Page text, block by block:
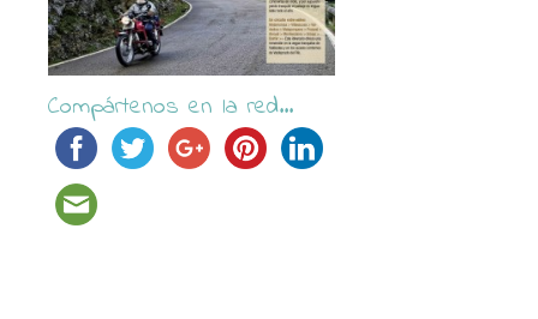
Compártenos en la red...